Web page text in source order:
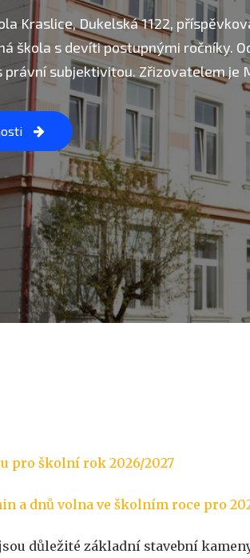
Kraslice, Dukelská 1122,
škola s devíti postupnými ročníky.
právní subjektivitou. Zřizovatelem je
pro školní rok 2026/2027
a dnů volna ve školním roce pro
důležité základní stavební